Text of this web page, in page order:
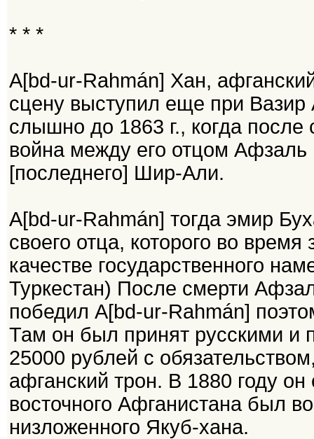
* * *
А[bd-ur-Rahmán] Хан,
сцену выступил еще при
слышно до 1863 г., когда
война между его отцом
[последнего] Шир-Али.
А[bd-ur-Rahmán] тогда эмир
своего отца, которого во
качестве государственного
Туркестан) После смерти
победил А[bd-ur-Rahmán]
Там он был принят русскими и
25000 рублей с
афганский трон. В 1880 году он
восточного Афганистана был
низложенного Якуб-хана.